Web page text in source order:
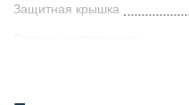
Защитная крышка